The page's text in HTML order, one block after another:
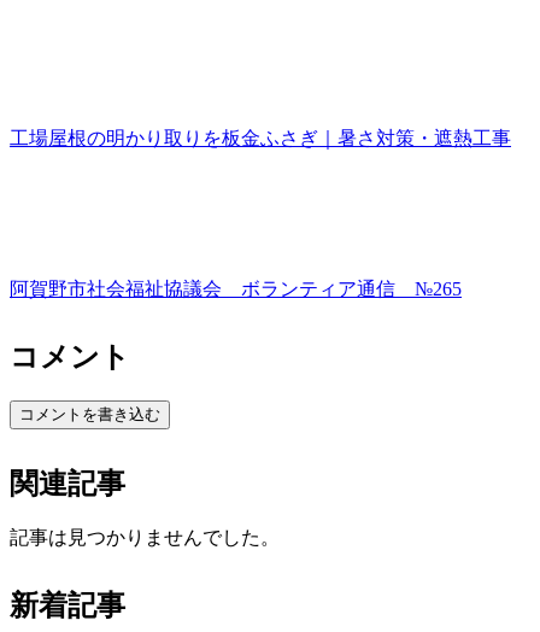
工場屋根の明かり取りを板金ふさぎ｜暑さ対策・遮熱工事
阿賀野市社会福祉協議会 ボランティア通信 №265
コメント
コメントを書き込む
関連記事
記事は見つかりませんでした。
新着記事